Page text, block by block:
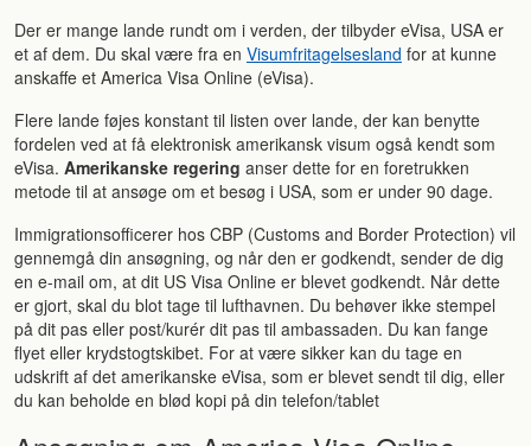
Der er mange lande rundt om i verden, der tilbyder eVisa, USA er
et af dem. Du skal være fra en Visumfritagelsesland for at kunne
anskaffe et America Visa Online (eVisa).
Flere lande føjes konstant til listen over lande, der kan benytte
fordelen ved at få elektronisk amerikansk visum også kendt som
eVisa. Amerikanske regering anser dette for en foretrukken
metode til at ansøge om et besøg i USA, som er under 90 dage.
Immigrationsofficerer hos CBP (Customs and Border Protection) vil
gennemgå din ansøgning, og når den er godkendt, sender de dig
en e-mail om, at dit US Visa Online er blevet godkendt. Når dette
er gjort, skal du blot tage til lufthavnen. Du behøver ikke stempel
på dit pas eller post/kurér dit pas til ambassaden. Du kan fange
flyet eller krydstogtskibet. For at være sikker kan du tage en
udskrift af det amerikanske eVisa, som er blevet sendt til dig, eller
du kan beholde en blød kopi på din telefon/tablet